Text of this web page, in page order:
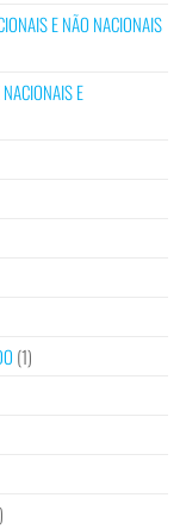
E NÃO NACIONAIS
E
(1)